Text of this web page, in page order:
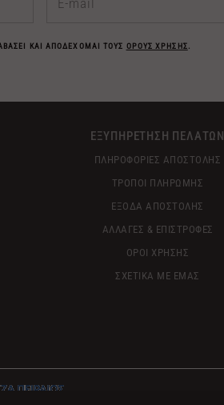
ΚΑΙ ΑΠΟΔΕΧΟΜΑΙ ΤΟΥΣ ΟΡΟΥΣ ΧΡΗΣΗΣ.
ΕΞΥΠΗΡΕΤΗΣΗ ΠΕΛΑΤΩΝ
ΠΛΗΡΟΦΟΡΙΕΣ ΑΠΟΣΤΟΛΗΣ
ΤΡΟΠΟΙ ΠΛΗΡΩΜΗΣ
ΕΞΟΔΑ ΑΠΟΣΤΟΛΗΣ
ΑΛΛΑΓΕΣ & ΕΠΙΣΤΡΟΦΕΣ
ΟΡΟΙ ΧΡΗΣΗΣ
ΣΧΕΤΙΚΑ ΜΕ ΕΜΑΣ